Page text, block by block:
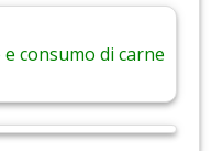
consumo di carne